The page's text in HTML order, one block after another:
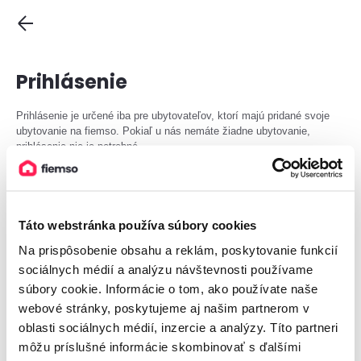
Táto webstránka používa súbory cookies
Na prispôsobenie obsahu a reklám, poskytovanie funkcií
sociálnych médií a analýzu návštevnosti používame
súbory cookie. Informácie o tom, ako používate naše
webové stránky, poskytujeme aj našim partnerom v
oblasti sociálnych médií, inzercie a analýzy. Títo partneri
môžu príslušné informácie skombinovať s ďalšími
Prihlásenie
Prihlásenie je určené iba pre ubytovateľov, ktorí majú pridané svoje
ubytovanie na fiemso. Pokiaľ u nás nemáte žiadne ubytovanie,
prihlásenie nie je potrebné.
Heslo
Prihlásiť